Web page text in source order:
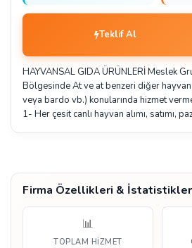
Teklif Al
HAYVANSAL GIDA ÜRÜNLERİ Meslek
Bölgesinde At ve at benzeri diğer
veya bardo vb.) konularında hizmet
1- Her çesit canlı hayvan alımı, satımı,
Firma Özellikleri & İstatistikler
📊
TOPLAM HIZMET